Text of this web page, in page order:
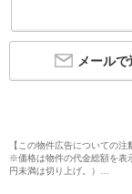
メールで
【この物件広告についての注
※価格は物件の代金総額を表
円未満は切り上げ。）
※写真に写っている、または